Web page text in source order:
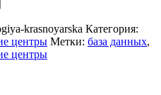
krasnoyarska Категория:
центры Метки: база данных,
центры